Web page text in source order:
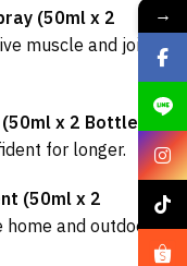
(50ml x 2
muscle and joint
x 2 Bottles):
for longer.
(50ml x 2
and outdoor
→